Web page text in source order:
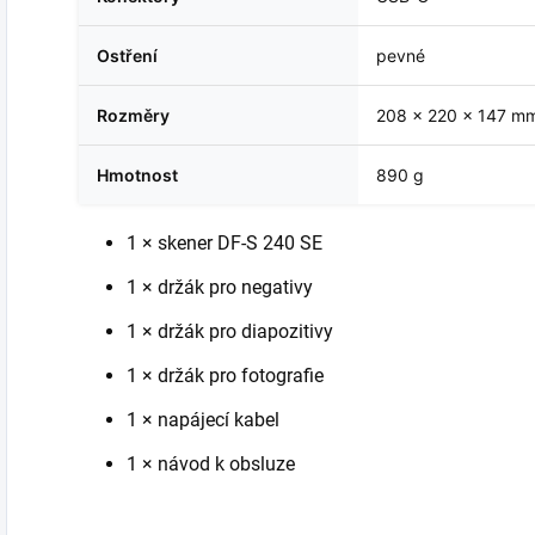
Ostření pevné
Rozměry 208 × 220 × 147
Hmotnost 890 g
1 × skener DF-S 240 SE
1 × držák pro negativy
1 × držák pro diapozitivy
1 × držák pro fotografie
1 × napájecí kabel
1 × návod k obsluze